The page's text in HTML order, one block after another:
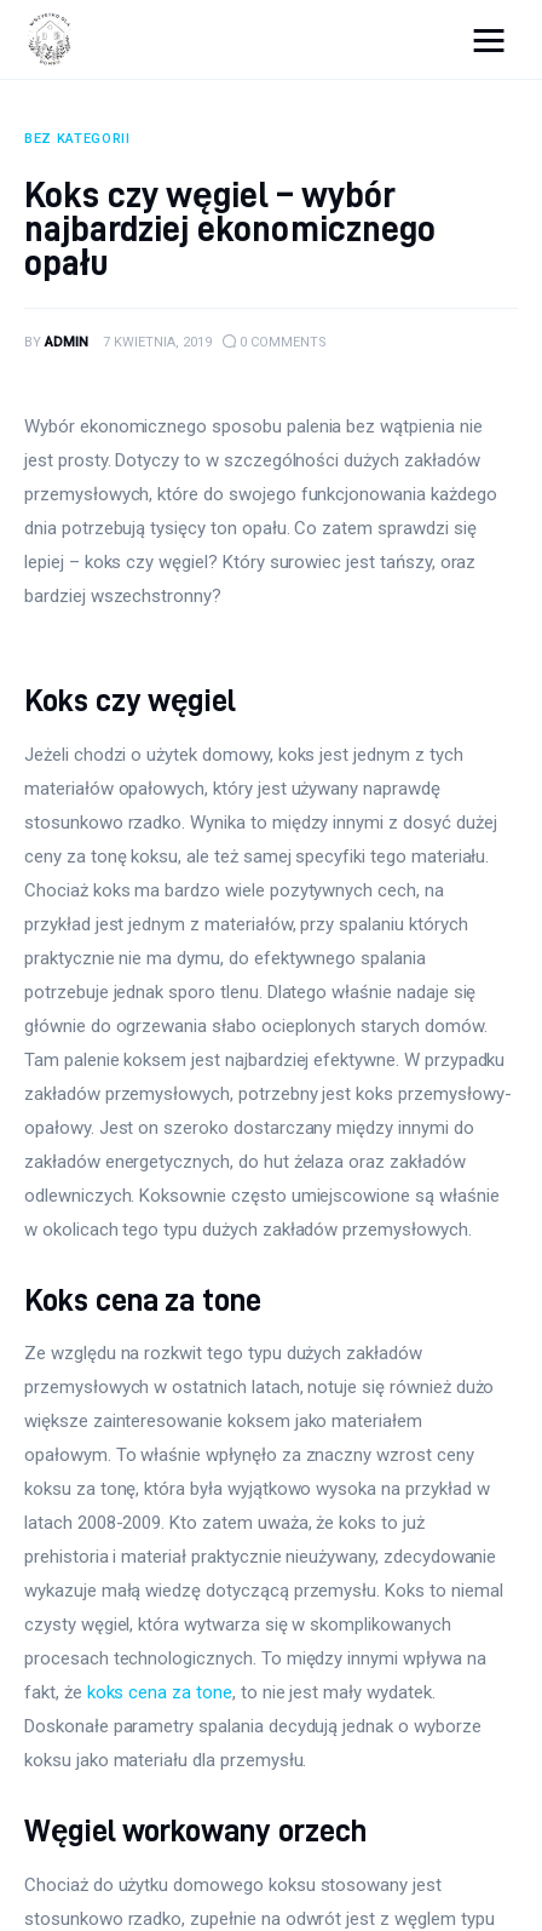
Remont
Ogród
BEZ KATEGORII
Koks czy węgiel – wybór
najbardziej ekonomicznego
opału
BY ADMIN 7 KWIETNIA, 2019 0 COMMENTS
Wybór ekonomicznego sposobu palenia bez wątpienia nie
jest prosty. Dotyczy to w szczególności dużych zakładów
przemysłowych, które do swojego funkcjonowania każdego
dnia potrzebują tysięcy ton opału. Co zatem sprawdzi się
lepiej – koks czy węgiel? Który surowiec jest tańszy, oraz
bardziej wszechstronny?
Koks czy węgiel
Jeżeli chodzi o użytek domowy, koks jest jednym z tych
materiałów opałowych, który jest używany naprawdę
stosunkowo rzadko. Wynika to między innymi z dosyć dużej
ceny za tonę koksu, ale też samej specyfiki tego materiału.
Chociaż koks ma bardzo wiele pozytywnych cech, na
przykład jest jednym z materiałów, przy spalaniu których
praktycznie nie ma dymu, do efektywnego spalania
potrzebuje jednak sporo tlenu. Dlatego właśnie nadaje się
głównie do ogrzewania słabo ocieplonych starych domów.
Tam palenie koksem jest najbardziej efektywne. W przypadku
zakładów przemysłowych, potrzebny jest koks przemysłowy-
opałowy. Jest on szeroko dostarczany między innymi do
zakładów energetycznych, do hut żelaza oraz zakładów
odlewniczych. Koksownie często umiejscowione są właśnie
w okolicach tego typu dużych zakładów przemysłowych.
Koks cena za tone
Ze względu na rozkwit tego typu dużych zakładów
przemysłowych w ostatnich latach, notuje się również dużo
większe zainteresowanie koksem jako materiałem
opałowym. To właśnie wpłynęło za znaczny wzrost ceny
koksu za tonę, która była wyjątkowo wysoka na przykład w
latach 2008-2009. Kto zatem uważa, że koks to już
prehistoria i materiał praktycznie nieużywany, zdecydowanie
wykazuje małą wiedzę dotyczącą przemysłu. Koks to niemal
czysty węgiel, która wytwarza się w skomplikowanych
procesach technologicznych. To między innymi wpływa na
fakt, że koks cena za tone, to nie jest mały wydatek.
Doskonałe parametry spalania decydują jednak o wyborze
koksu jako materiału dla przemysłu.
Węgiel workowany orzech
Chociaż do użytku domowego koksu stosowany jest
stosunkowo rzadko, zupełnie na odwrót jest z węglem typu